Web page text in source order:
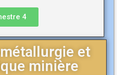
4
et
minière